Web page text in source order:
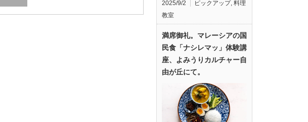
2025/9/2 ピックアップ, 料理
教室
満席御礼。マレーシアの国
民食「ナシレマッ」体験講
座、よみうりカルチャー自
由が丘にて。